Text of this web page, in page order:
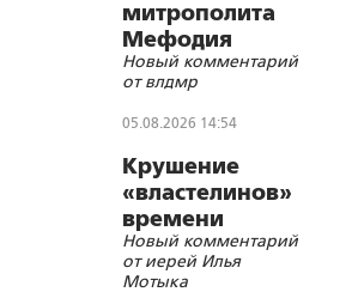
митрополита
Мефодия
(Немцова)?
Новый комментарий
от влдмр
05.08.2026 14:54
Крушение
«властелинов»
времени
Новый комментарий
от иерей Илья
Мотыка